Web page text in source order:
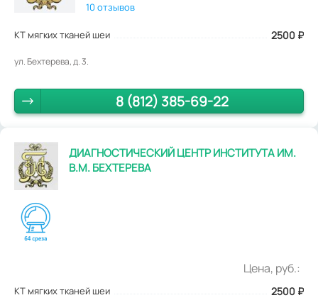
10 отзывов
КТ мягких тканей шеи 2500 ₽
ул. Бехтерева, д. 3.
8 (812) 385-69-22
ДИАГНОСТИЧЕСКИЙ ЦЕНТР ИНСТИТУТА ИМ.
В.М. БЕХТЕРЕВА
Цена, руб.:
КТ мягких тканей шеи 2500 ₽